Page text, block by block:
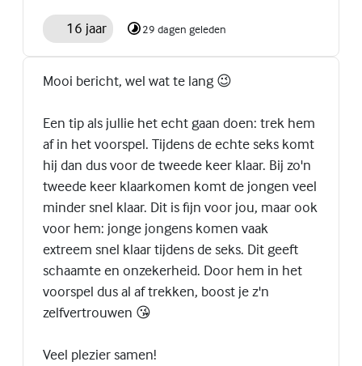
16 jaar 29 dagen geleden
Mooi bericht, wel wat te lang 😉
Een tip als jullie het echt gaan doen: trek hem
af in het voorspel. Tijdens de echte seks komt
hij dan dus voor de tweede keer klaar. Bij zo'n
tweede keer klaarkomen komt de jongen veel
minder snel klaar. Dit is fijn voor jou, maar ook
voor hem: jonge jongens komen vaak
extreem snel klaar tijdens de seks. Dit geeft
schaamte en onzekerheid. Door hem in het
voorspel dus al af trekken, boost je z'n
zelfvertrouwen 😘
Veel plezier samen!